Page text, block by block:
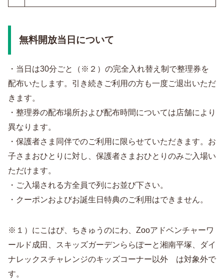
無料開放当日について
・当日は30分ごと（※２）の完全入れ替え制で整理券を
配布いたします。引き続きご利用の方も一度ご退出いただ
きます。
・整理券の配布場所および配布時間については店舗により
異なります。
・保護者さま同伴でのご利用に限らせていただきます。お
子さまおひとりに対し、保護者さまおひとりのみご入場い
ただけます。
・ご入場される方全員で列にお並び下さい。
・クーポンおよびお誕生日特典のご利用はできません。
※１）にこはぴ、ちきゅうのにわ、Zooアドベンチャーワ
ールド成田、スキッズガーデンららぽーと湘南平塚、ダイ
ナレックスチャレンジのキッズコーナー以外 は対象外で
す。